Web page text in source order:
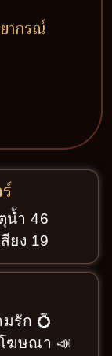
ากรณ์
น้ำ 46
ยง 19
รัก 💍
โฆษณา 📣